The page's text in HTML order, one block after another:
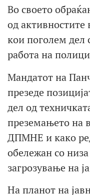
Во своето
од
кои поголем дел
работа на
Мандатот на
презеде
дел од
преземањето на
ДПМНЕ и како
обележан со
загрозување на
На планот на